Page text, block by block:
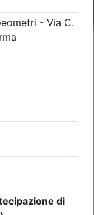
Feed RSS
provincia di